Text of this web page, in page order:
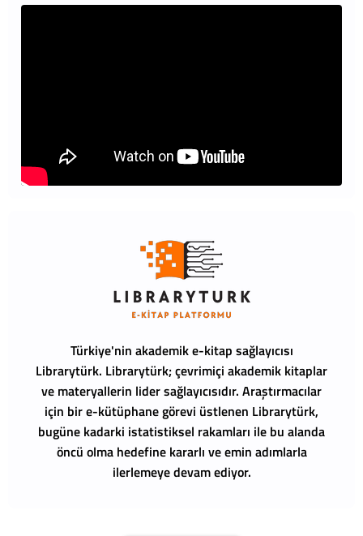
Türkiye'nin akademik e-kitap sağlayıcısı
Librarytürk. Librarytürk; çevrimiçi akademik kitaplar
ve materyallerin lider sağlayıcısıdır. Araştırmacılar
için bir e-kütüphane görevi üstlenen Librarytürk,
bugüne kadarki istatistiksel rakamları ile bu alanda
öncü olma hedefine kararlı ve emin adımlarla
ilerlemeye devam ediyor.